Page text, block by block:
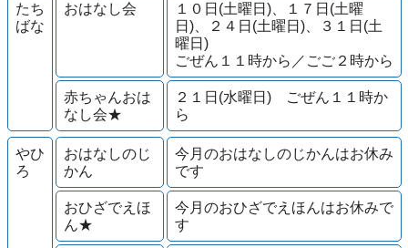
たち
ばな
おはなし会
１０日(土曜日)、１７日(土曜
日)、２４日(土曜日)、３１日(土
曜日)
ごぜん１１時から／ごご２時から
赤ちゃんおは
なし会★
２１日(水曜日) ごぜん１１時か
ら
やひ
ろ
おはなしのじ
かん
今月のおはなしのじかんはお休み
です
おひざでえほ
ん★
今月のおひざでえほんはお休みで
す